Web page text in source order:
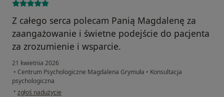
Z całego serca polecam Panią Magdalenę za
zaangażowanie i świetne podejście do pacjenta
za zrozumienie i wsparcie.
21 kwietnia 2026
• Centrum Psychologiczne Magdalena Grymuła • Konsultacja
psychologiczna
• w opinii użytkownika MB
zgłoś nadużycie